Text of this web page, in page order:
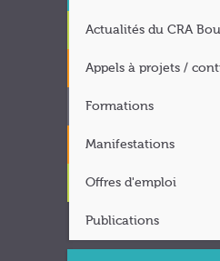
Actualités du CRA
Appels à projets /
Formations
Manifestations
Offres d'emploi
Publications